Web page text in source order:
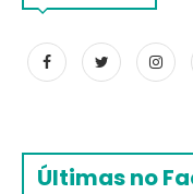
Últimas no